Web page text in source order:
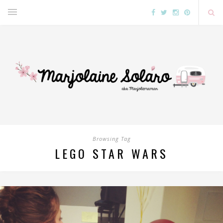
Browsing Tag
LEGO STAR WARS